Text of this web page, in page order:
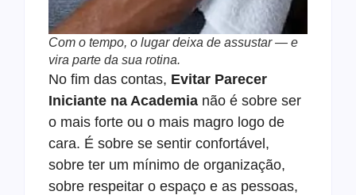
Com o tempo, o lugar deixa de assustar — e
vira parte da sua rotina.
No fim das contas, Evitar Parecer
Iniciante na Academia não é sobre ser
o mais forte ou o mais magro logo de
cara. É sobre se sentir confortável,
sobre ter um mínimo de organização,
sobre respeitar o espaço e as pessoas,